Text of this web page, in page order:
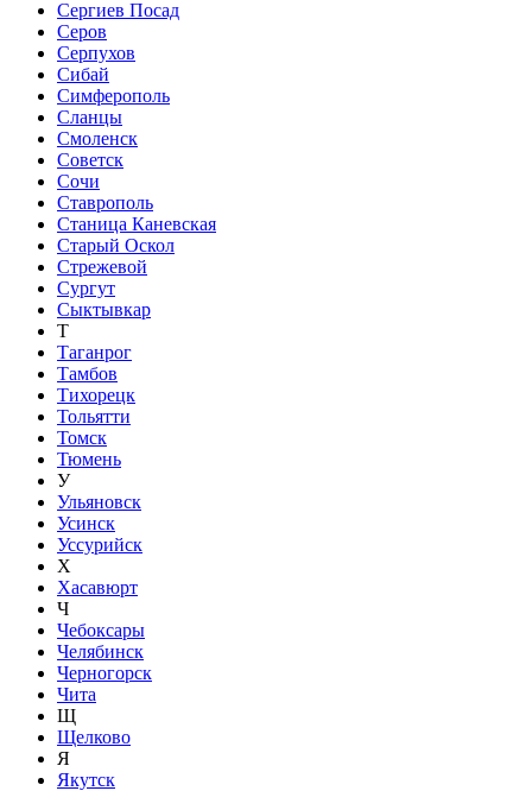
Сергиев Посад
Серов
Серпухов
Сибай
Симферополь
Сланцы
Смоленск
Советск
Сочи
Ставрополь
Станица Каневская
Старый Оскол
Стрежевой
Сургут
Сыктывкар
Т
Таганрог
Тамбов
Тихорецк
Тольятти
Томск
Тюмень
У
Ульяновск
Усинск
Уссурийск
Х
Хасавюрт
Ч
Чебоксары
Челябинск
Черногорск
Чита
Щ
Щелково
Я
Якутск